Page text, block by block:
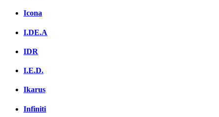
Icona
I.DE.A
IDR
I.E.D.
Ikarus
Infiniti